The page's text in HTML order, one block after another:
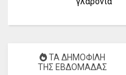
ΤΑ ΔΗΜΟΦΙΛΗ
ΤΗΣ ΕΒΔΟΜΑΔΑΣ